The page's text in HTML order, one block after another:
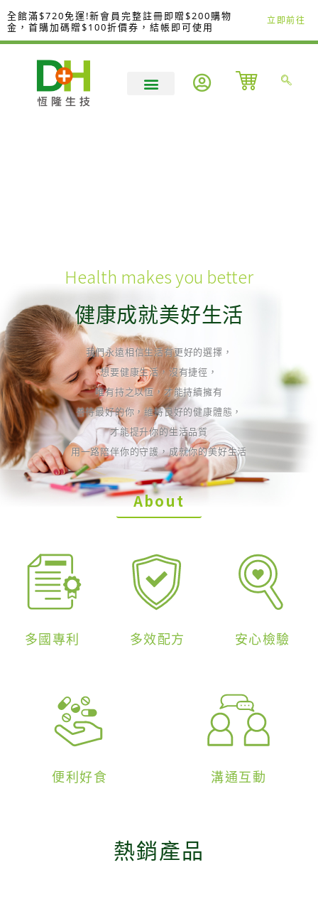
跳
至
主
全館滿$720免運!新會員完整註冊即贈$200購物
金，首購加碼贈$100折價券，結帳即可使用
立即前往
Health makes you better
健康成就美好生活
我們永遠相信生活有更好的選擇，
想要健康生活，沒有捷徑，
唯有持之以恆，才能持續擁有
善待最好的你，維持良好的健康體態，
才能提升你的生活品質
用一路陪伴你的守護，成就你的美好生活
About
多國專利 多效配方 安心檢驗
便利好食 溝通互動
熱銷產品